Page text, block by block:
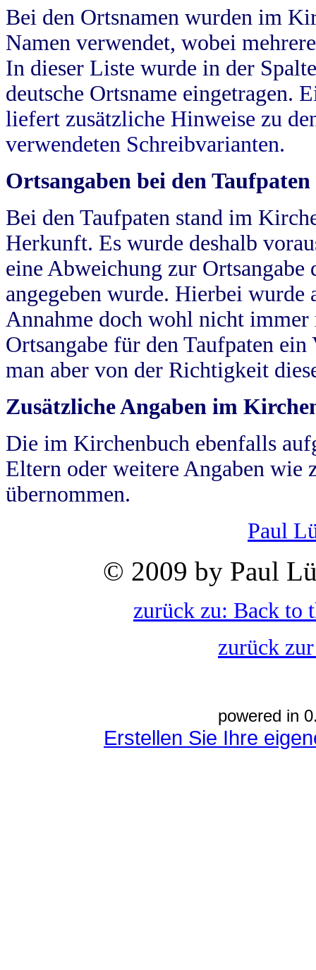
Bei den Ortsnamen wurden im
Namen verwendet, wobei
In dieser Liste wurde in der
deutsche Ortsname eingetragen.
liefert zusätzliche Hinweise zu
verwendeten Schreibvarianten.
Ortsangaben bei den Taufpaten
Bei den Taufpaten stand im
Herkunft. Es wurde deshalb
eine Abweichung zur
angegeben wurde. Hierbei wurde
Annahme doch wohl nicht
Ortsangabe für den Taufpaten
man aber von der Richtigkeit
Zusätzliche Angaben im
Die im Kirchenbuch ebenfalls
Eltern oder weitere Angaben wie
übernommen.
Paul
© 2009 by Paul
zurück zu: Back to
zurück
powered in
Erstellen Sie Ihre